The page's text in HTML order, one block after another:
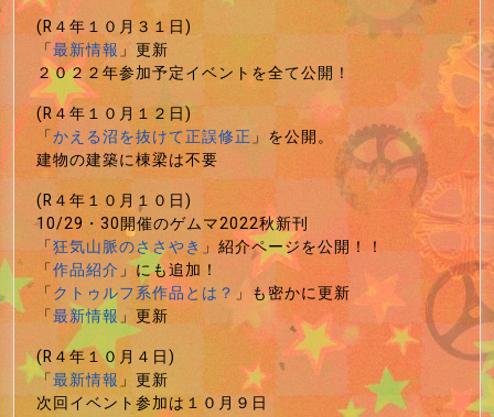
(R４年１０月３１日)
「最新情報」更新
２０２２年参加予定イベントを全て公開！
(R４年１０月１２日)
「かえる沼を抜けて正誤修正」を公開。
建物の建築に棟梁は不要
(R４年１０月１０日)
10/29・30開催のゲムマ2022秋新刊
「狂気山脈のささやき」紹介ページを公開！！
「作品紹介」にも追加！
「クトゥルフ系作品とは？ 」も密かに更新
「最新情報」更新
(R４年１０月４日)
「最新情報」更新
次回イベント参加は１０月９日